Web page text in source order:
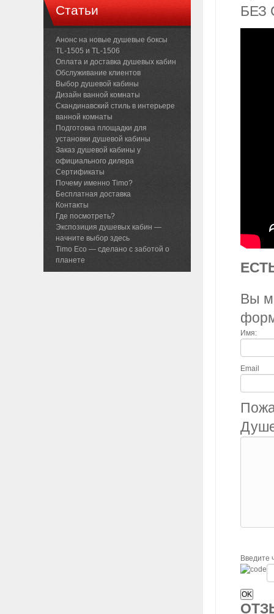
БЕЗ
Вы
Имя:
Email
Введите
Статьи
Анонс на новые душевые боксы
TL-1505 и TL-1506
Оплата и доставка душевых кабин
Обслуживание клиентов
Выбор душевой кабины
Дизайн ванной комнаты
Скандинавский стиль в интерьере
ванной комнаты
Подготовка площадки для
установки душевой кабины
Заказ душевой кабины у
официального дилера
Сертификаты
Почему именно Timo?
Бесплатная доставка
Контакты
Где посмотреть?
Экспозиция душевых кабин —
начните выбор здесь
Timo Eco — сделано с заботой о
планете